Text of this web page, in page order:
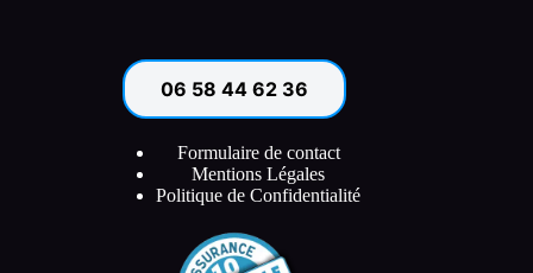
06 58 44 62 36
Formulaire de contact
Mentions Légales
Politique de Confidentialité